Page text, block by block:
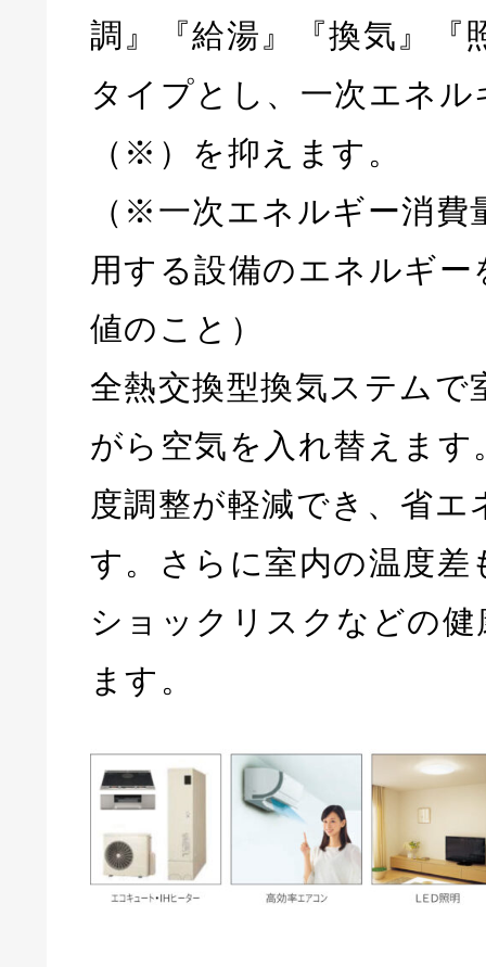
調』『給湯』『換気』『
タイプとし、一次エネル
（※）を抑えます。
（※一次エネルギー消費
用する設備のエネルギー
値のこと）
全熱交換型換気ステムで
がら空気を入れ替えます
度調整が軽減でき、省
す。さらに室内の温度差
ショックリスクなどの
ます。